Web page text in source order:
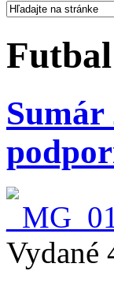
Futbal
Sumár
Vydané